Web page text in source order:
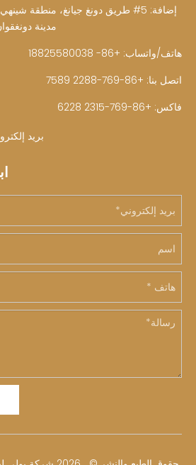
إضافة: 5# طريق دونغ جيانغ، منطقة
مدينة
هاتف/واتساب: +86- 18825580038
اتصل بنا: +86-769-2288 7589
فاكس: +86-769-2315 6228
بريد